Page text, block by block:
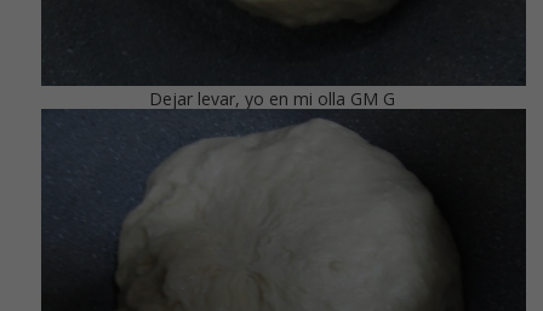
Dejar levar, yo en mi olla GM G